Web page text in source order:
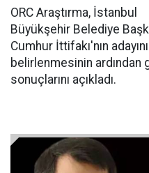
ORC Araştırma, İstanbul
Büyükşehir Belediye
Cumhur İttifakı'nın
belirlenmesinin
sonuçlarını açıkladı.